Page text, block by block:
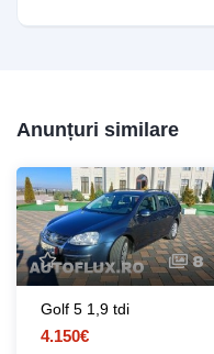
Anunțuri similare
8
Golf 5 1,9 tdi
4.150€